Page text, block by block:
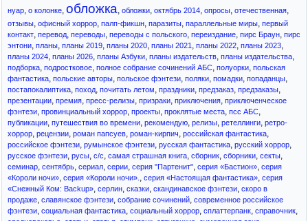
нуар, о колонке, обложка, обложки, октябрь 2014, опросы, отечественная,
отзывы, офисный хоррор, палп-фикшн, паразиты, параллельные миры, первый
контакт, перевод, переводы, переводы с польского, переиздание, пирс Браун, пирс
энтони, планы, планы 2019, планы 2020, планы 2021 , планы 2022, планы 2023,
планы 2024, планы 2026, планы Азбуки, планы издательств, планы издательства,
подборка, подростковое, полное собрание сочинений АБС, полуорки, польская
фантастика, польские авторы, польское фэнтези, поляки, помадки, попаданцы,
постапокалиптика, поход, почитать летом, праздники, предзаказ, предзаказы,
презентации, премия, пресс-релизы, призраки, приключения, приключенческое
фэнтези, провинциальный хоррор, проекты, проклятые места, псс АБС,
публикации, путешествия во времени, рекомендую, релизы, ретеллинги, ретро-
хоррор, рецензии, роман папсуев, роман-кирпич, российская фантастика,
российское фэнтези, румынское фэнтези, русская фантастика, русский хоррор,
русское фэнтези, русы, с/c, самая страшная книга, сборник, сборники, секты,
семинар, сентябрь, сериал, серии, серия "Партенит", серия «Бастион», серия
«Короли ночи», серия «Короли ночи». , серия «Настоящая фантастика», серия
«Снежный Ком: Backup», серлин, сказки, скандинавское фэнтези, скоро в
продаже, славянское фэнтези, собрание сочинений, современное российское
фэнтези, социальная фантастика, социальный хоррор, сплаттерпанк, справочник,